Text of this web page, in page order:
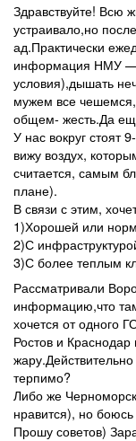
Здравствуйте! Всю
устраивало,но
ад.Практически
информация НМУ —
условия),дышать
мужем все
общем- жесть.Да
У нас вокруг стоят
вижу воздух,
считается, самым
плане).
В связи с этим,
1)Хорошей или
2)С
3)С более теплым
Рассматривали
информацию,что
хочется от одного
Ростов и
терпимо?
Либо же
нравится), но
Прошу советов)